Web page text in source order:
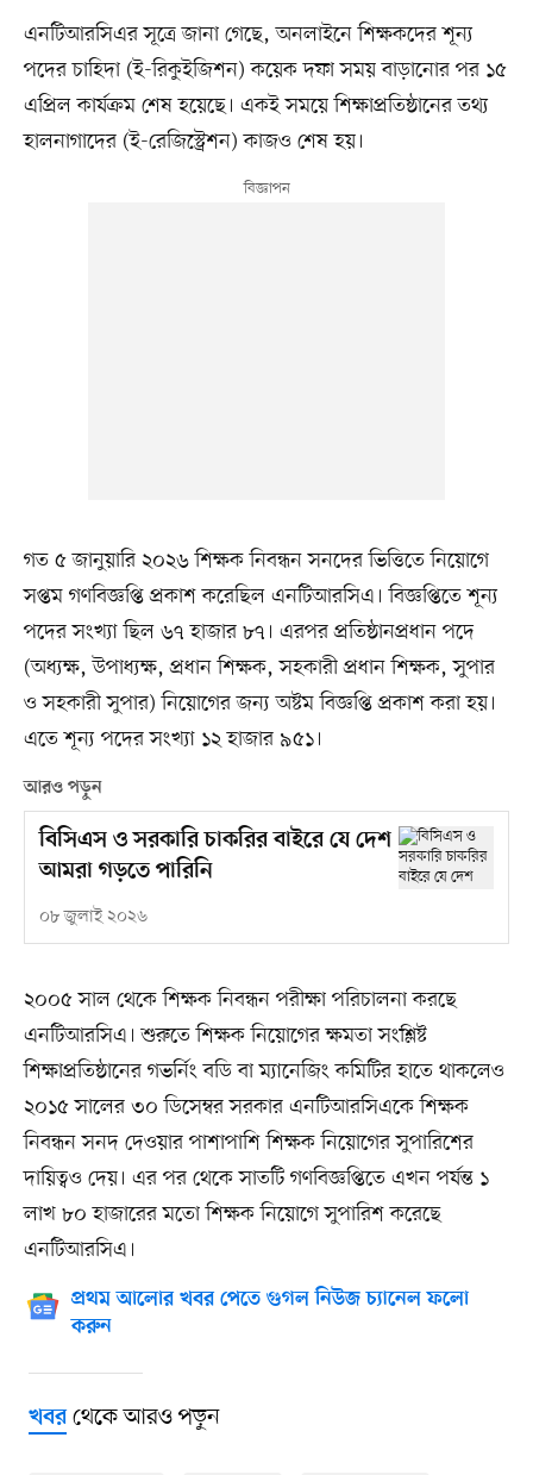
এনটিআরসিএর সূত্রে জানা গেছে, অনলাইনে শিক্ষকদের শূন্য
পদের চাহিদা (ই-রিকুইজিশন) কয়েক দফা সময় বাড়ানোর পর ১৫
এপ্রিল কার্যক্রম শেষ হয়েছে। একই সময়ে শিক্ষাপ্রতিষ্ঠানের তথ্য
হালনাগাদের (ই-রেজিস্ট্রেশন) কাজও শেষ হয়।
গত ৫ জানুয়ারি ২০২৬ শিক্ষক নিবন্ধন সনদের ভিত্তিতে নিয়োগে
সপ্তম গণবিজ্ঞপ্তি প্রকাশ করেছিল এনটিআরসিএ। বিজ্ঞপ্তিতে শূন্য
পদের সংখ্যা ছিল ৬৭ হাজার ৮৭। এরপর প্রতিষ্ঠানপ্রধান পদে
(অধ্যক্ষ, উপাধ্যক্ষ, প্রধান শিক্ষক, সহকারী প্রধান শিক্ষক, সুপার
ও সহকারী সুপার) নিয়োগের জন্য অষ্টম বিজ্ঞপ্তি প্রকাশ করা হয়।
এতে শূন্য পদের সংখ্যা ১২ হাজার ৯৫১।
আরও পড়ুন
বিসিএস ও সরকারি চাকরির বাইরে যে দেশ
আমরা গড়তে পারিনি
০৮ জুলাই ২০২৬
২০০৫ সাল থেকে শিক্ষক নিবন্ধন পরীক্ষা পরিচালনা করছে
এনটিআরসিএ। শুরুতে শিক্ষক নিয়োগের ক্ষমতা সংশ্লিষ্ট
শিক্ষাপ্রতিষ্ঠানের গভর্নিং বডি বা ম্যানেজিং কমিটির হাতে থাকলেও
২০১৫ সালের ৩০ ডিসেম্বর সরকার এনটিআরসিএকে শিক্ষক
নিবন্ধন সনদ দেওয়ার পাশাপাশি শিক্ষক নিয়োগের সুপারিশের
দায়িত্বও দেয়। এর পর থেকে সাতটি গণবিজ্ঞপ্তিতে এখন পর্যন্ত ১
লাখ ৮০ হাজারের মতো শিক্ষক নিয়োগে সুপারিশ করেছে
এনটিআরসিএ।
প্রথম আলোর খবর পেতে গুগল নিউজ চ্যানেল ফলো
করুন
খবরথেকে আরও পড়ুন